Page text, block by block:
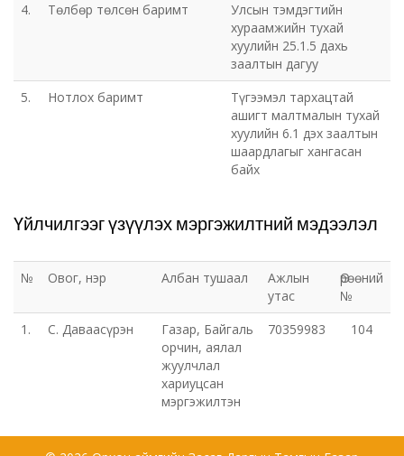
4.
Төлбөр төлсөн баримт
Улсын тэмдэгтийн
хураамжийн тухай
хуулийн 25.1.5 дахь
заалтын дагуу
5.
Нотлох баримт
Түгээмэл тархацтай
ашигт малтмалын тухай
хуулийн 6.1 дэх заалтын
шаардлагыг хангасан
байх
Үйлчилгээг үзүүлэх мэргэжилтний мэдээлэл
№ Овог, нэр Албан тушаал
Ажлын
утас
Өрөөний
№
1.
С. Даваасүрэн
Газар, Байгаль
орчин, аялал
жуулчлал
хариуцсан
мэргэжилтэн
70359983 104